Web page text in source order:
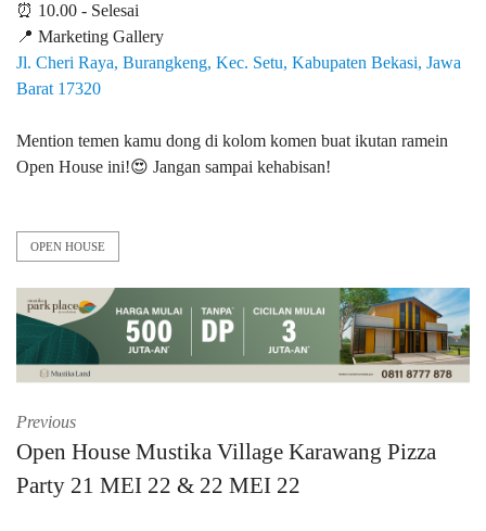
⏰ 10.00 - Selesai
📍 Marketing Gallery
Jl. Cheri Raya, Burangkeng, Kec. Setu, Kabupaten Bekasi, Jawa
Barat 17320
Mention temen kamu dong di kolom komen buat ikutan ramein
Open House ini!😍 Jangan sampai kehabisan!
OPEN HOUSE
Previous
Open House Mustika Village Karawang Pizza
Party 21 MEI 22 & 22 MEI 22